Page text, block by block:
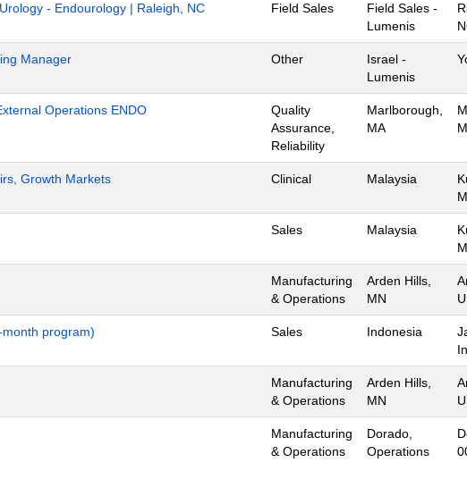
- Endourology | Raleigh, NC Field Sales
Field Sales -
Lumenis
Manager Other
Israel -
Lumenis
Operations ENDO
Quality
Assurance,
Reliability
Marlborough,
MA
Growth Markets Clinical Malaysia
Sales Malaysia
Manufacturing
& Operations
Arden Hills,
MN
program) Sales Indonesia
Manufacturing
& Operations
Arden Hills,
MN
Manufacturing
& Operations
Dorado,
Operations